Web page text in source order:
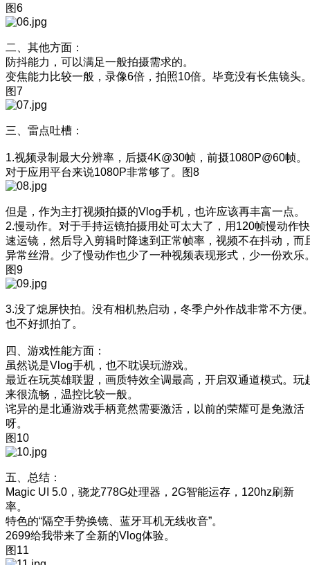
图6
二、其他方面：
防抖能力，可以满足一般拍摄需求的。
变焦能力比较一般，录像6倍，拍照10倍。毕竟没有长焦镜头
图7
三、雷点吐槽：
1.视频录制最大分辨率，后摄4K@30帧，前摄1080P@60帧。
对于应用平台来说1080P非常够了。图8
但是，作为主打视频拍摄的Vlog手机，也许应该再丰富一点。
2.慢动作。对于手持运镜拍摄用处可太大了，用120帧慢动作快
速运镜，然后导入剪辑时降速到正常帧率，视频不在抖动，而
异常丝滑。少了慢动作也少了一种视频表现形式，少一份欢乐
图9
3.没了熄屏快拍。没有相机热启动，冬季户外作战非常不方便
也不好抓拍了。
四、游戏性能方面：
虽然说是Vlog手机，也不耽误玩游戏。
最近在玩英雄联盟，画质特效全调最高，开启双通道模式。玩
来很流畅，温控比较一般。
诧异的是北通游戏手柄竟然需要激活，以前的荣耀可是免激活
呀。
图10
五、总结：
Magic UI 5.0，骁龙778G处理器，2G智能运存，120hz刷新
率。
特色的“隔空手势换镜、蓝牙耳机无线收音”。
2699给我带来了全新的Vlog体验。
图11